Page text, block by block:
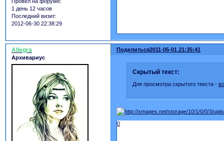
1 день 12 часов
Последний визит:
2012-06-30 22:38:29
Поделиться2011-05-01 21:35:41
Allegra
Архивариус
Скрытый текст:
Для просмотра скрытого текста -
0